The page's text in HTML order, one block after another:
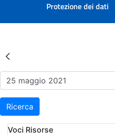
Protezione dei dati
Risultati della
Ricerca
Voci Risorse